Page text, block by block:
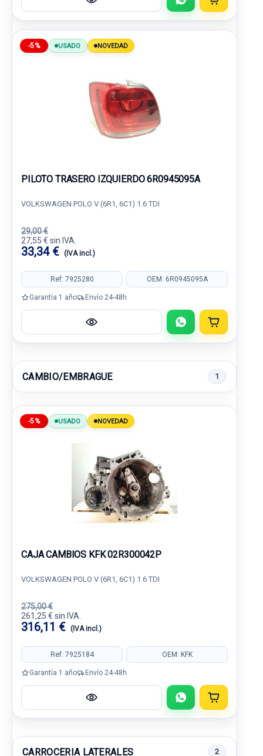
-5% USADO NOVEDAD
PILOTO TRASERO IZQUIERDO 6R0945095A
VOLKSWAGEN POLO V (6R1, 6C1) 1.6 TDI
29,00 €
27,55 € sin IVA.
33,34 € (IVA incl.)
Ref: 7925280 OEM: 6R0945095A
Garantía 1 año Envío 24-48h
CAMBIO/EMBRAGUE 1
-5% USADO NOVEDAD
CAJA CAMBIOS KFK 02R300042P
VOLKSWAGEN POLO V (6R1, 6C1) 1.6 TDI
275,00 €
261,25 € sin IVA.
316,11 € (IVA incl.)
Ref: 7925184 OEM: KFK
Garantía 1 año Envío 24-48h
CARROCERIA LATERALES 2